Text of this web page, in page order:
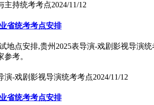
主持统考考点2024/11/12
省统考考点安排
地点安排,贵州2025表导演-戏剧影视导演
考。
演-戏剧影视导演统考考点2024/11/12
省统考考点安排